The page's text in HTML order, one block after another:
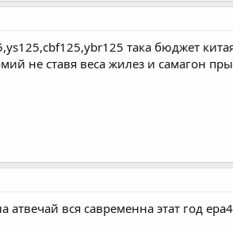
така бюджет
не ставя веса жилез и самагон
вся савременна этат год